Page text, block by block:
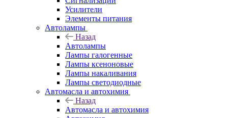
Усилители
Элементы питания
Автолампы
Назад
Автолампы
Лампы галогенные
Лампы ксеноновые
Лампы накаливания
Лампы светодиодные
Автомасла и автохимия
Назад
Автомасла и автохимия